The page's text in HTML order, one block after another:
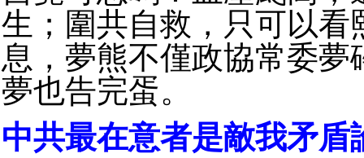
生；圍共自救，只可以看
息，夢熊不僅政協常委夢
夢也告完蛋。
中共最在意者是敵我矛盾